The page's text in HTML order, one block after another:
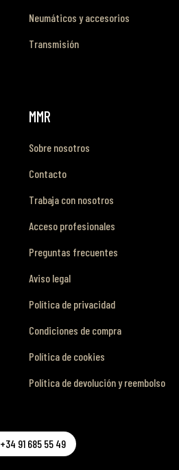
Neumáticos y accesorios
Transmisión
MMR
Sobre nosotros
Contacto
Trabaja con nosotros
Acceso profesionales
Preguntas frecuentes
Aviso legal
Política de privacidad
Condiciones de compra
Política de cookies
Política de devolución y reembolso
+34 91 685 55 49